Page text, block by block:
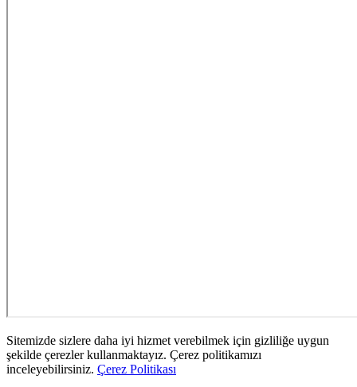
Sitemizde sizlere daha iyi hizmet verebilmek için gizliliğe uygun
şekilde çerezler kullanmaktayız. Çerez politikamızı
inceleyebilirsiniz. Çerez Politikası